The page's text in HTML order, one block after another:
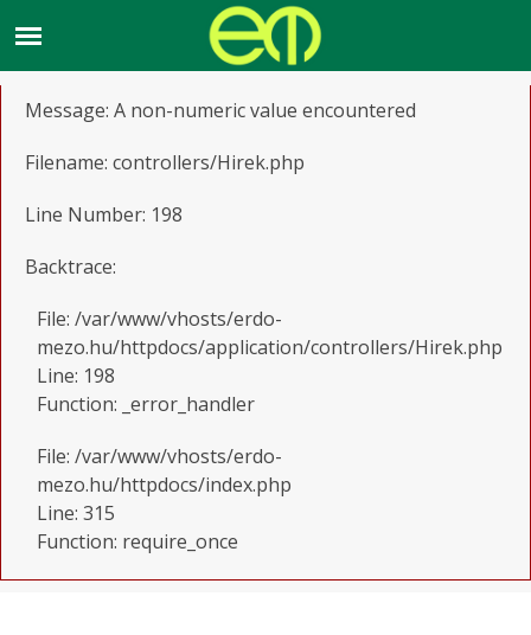
A PHP Error was encountered
Message: A non-numeric value encountered
Filename: controllers/Hirek.php
Line Number: 198
Backtrace:
File: /var/www/vhosts/erdo-
mezo.hu/httpdocs/application/controllers/Hirek.php
Line: 198
Function: _error_handler
File: /var/www/vhosts/erdo-
mezo.hu/httpdocs/index.php
Line: 315
Function: require_once